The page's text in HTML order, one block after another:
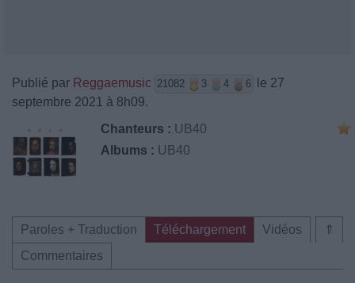
Publié par Reggaemusic 21082 3 4 6
le 27
septembre 2021 à 8h09.
Chanteurs : UB40
Albums : UB40
⇑
Paroles + Traduction Téléchargement
Vidéos
Commentaires